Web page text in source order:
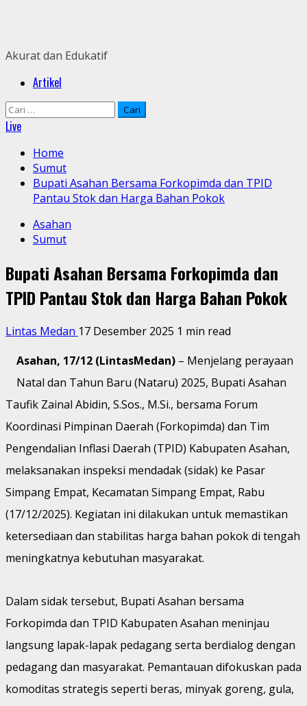
Akurat dan Edukatif
PrimaryArtikel
Cari
untuk:
Live
Home
Sumut
Bupati Asahan Bersama Forkopimda dan TPID
Pantau Stok dan Harga Bahan Pokok
Asahan
Sumut
Bupati Asahan Bersama Forkopimda dan
TPID Pantau Stok dan Harga Bahan Pokok
Lintas Medan 17 Desember 2025 1 min read
Asahan, 17/12 (LintasMedan) – Menjelang perayaan
Natal dan Tahun Baru (Nataru) 2025, Bupati Asahan
Taufik Zainal Abidin, S.Sos., M.Si., bersama Forum
Koordinasi Pimpinan Daerah (Forkopimda) dan Tim
Pengendalian Inflasi Daerah (TPID) Kabupaten Asahan,
melaksanakan inspeksi mendadak (sidak) ke Pasar
Simpang Empat, Kecamatan Simpang Empat, Rabu
(17/12/2025). Kegiatan ini dilakukan untuk memastikan
ketersediaan dan stabilitas harga bahan pokok di tengah
meningkatnya kebutuhan masyarakat.
Dalam sidak tersebut, Bupati Asahan bersama
Forkopimda dan TPID Kabupaten Asahan meninjau
langsung lapak-lapak pedagang serta berdialog dengan
pedagang dan masyarakat. Pemantauan difokuskan pada
komoditas strategis seperti beras, minyak goreng, gula,